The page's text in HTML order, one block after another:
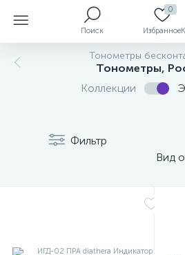
Поиск
0
Избранное
Тонометры
Тонометры,
Коллекции
Фильтр
Вид